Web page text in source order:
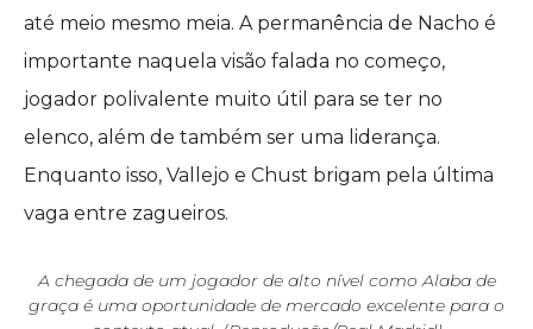
até meio mesmo meia. A permanência de Nacho é
importante naquela visão falada no começo,
jogador polivalente muito útil para se ter no
elenco, além de também ser uma liderança.
Enquanto isso, Vallejo e Chust brigam pela última
vaga entre zagueiros.
A chegada de um jogador de alto nível como Alaba de
graça é uma oportunidade de mercado excelente para o